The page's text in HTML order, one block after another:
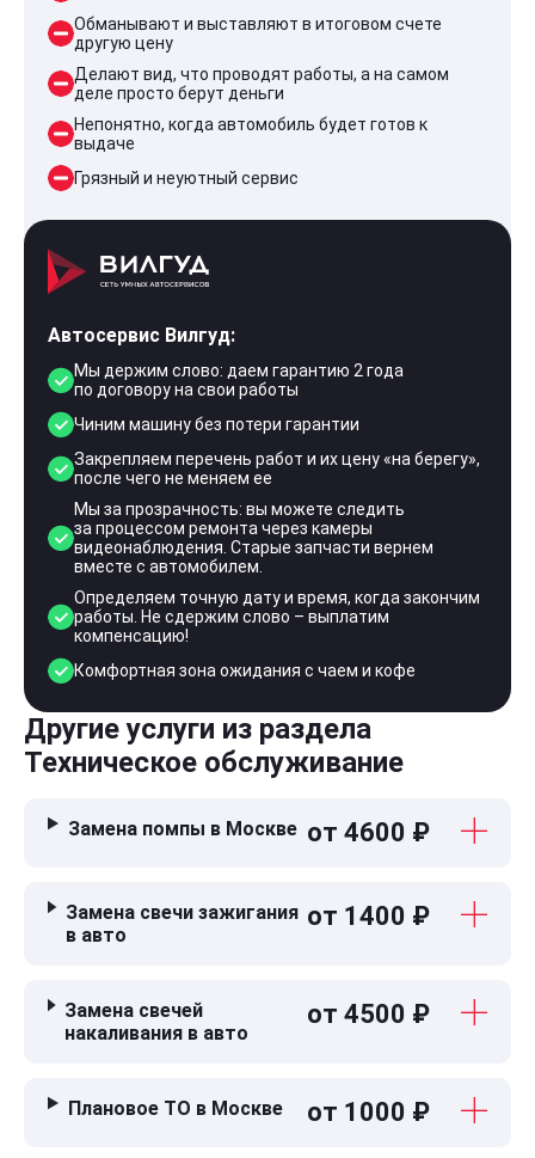
Обманывают и выставляют в итоговом счете
другую цену
Делают вид, что проводят работы, а на самом
деле просто берут деньги
Непонятно, когда автомобиль будет готов к
выдаче
Грязный и неуютный сервис
Автосервис Вилгуд:
Мы держим слово: даем гарантию 2 года
по договору на свои работы
Чиним машину без потери гарантии
Закрепляем перечень работ и их цену «на берегу»,
после чего не меняем ее
Мы за прозрачность: вы можете следить
за процессом ремонта через камеры
видеонаблюдения. Старые запчасти вернем
вместе с автомобилем.
Определяем точную дату и время, когда закончим
работы. Не сдержим слово – выплатим
компенсацию!
Комфортная зона ожидания с чаем и кофе
Другие услуги из раздела
Техническое обслуживание
Замена помпы в Москве от 4600 ₽
Замена свечи зажигания
в авто
от 1400 ₽
Замена свечей
накаливания в авто
от 4500 ₽
Плановое ТО в Москве от 1000 ₽